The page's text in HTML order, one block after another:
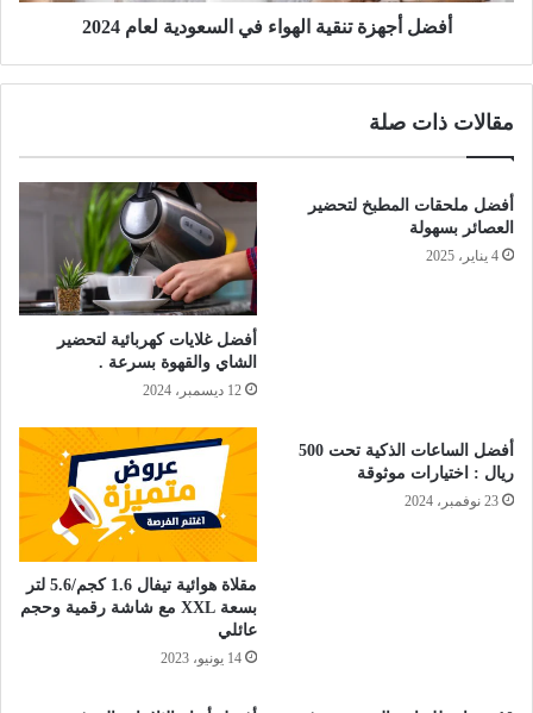
أفضل أجهزة تنقية الهواء في السعودية لعام 2024
مقالات ذات صلة
أفضل ملحقات المطبخ لتحضير
العصائر بسهولة
4 يناير، 2025
أفضل غلايات كهربائية لتحضير
الشاي والقهوة بسرعة .
12 ديسمبر، 2024
أفضل الساعات الذكية تحت 500
ريال : اختيارات موثوقة
23 نوفمبر، 2024
مقلاة هوائية تيفال 1.6 كجم/5.6 لتر
بسعة XXL مع شاشة رقمية وحجم
عائلي
14 يونيو، 2023